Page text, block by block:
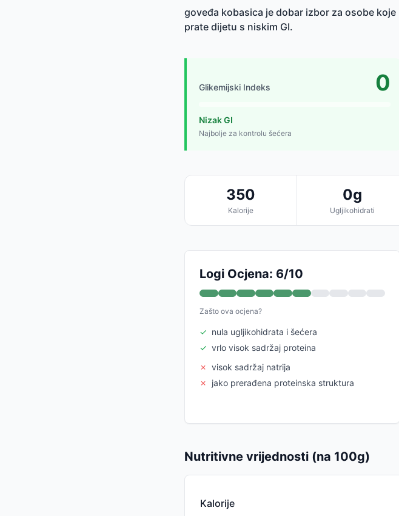
goveđa kobasica je dobar izbor za osobe
prate dijetu s niskim GI.
Glikemijski Indeks 0
Nizak GI
Najbolje za kontrolu šećera
350
Kalorije
0g
Ugljikohidrati
Logi Ocjena: 6/10
Zašto ova ocjena?
✓ nula ugljikohidrata i šećera
✓ vrlo visok sadržaj proteina
✗ visok sadržaj natrija
✗
jako prerađena proteinska struktura
Nutritivne vrijednosti (na 100g)
Kalorije